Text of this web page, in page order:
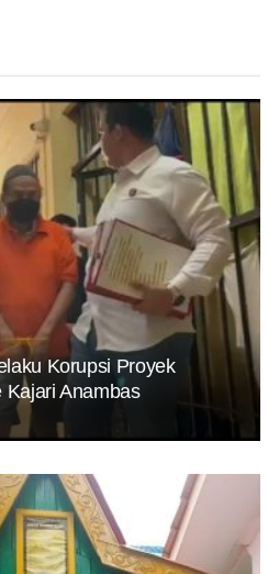
Korupsi Proyek
Kajari Anambas